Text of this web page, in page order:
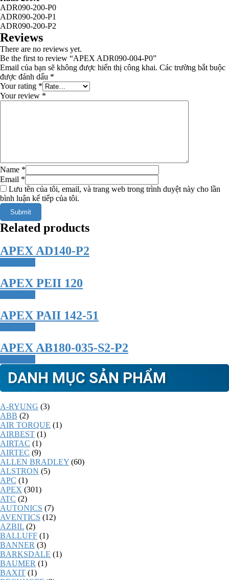
ADR090-200-P0
ADR090-200-P1
ADR090-200-P2
Reviews
There are no reviews yet.
Be the first to review “APEX ADR090-004-P0”
Email của bạn sẽ không được hiển thị công khai. Các trường bắt buộc
được đánh dấu *
Your rating *
Your review *
Name *
Email *
Lưu tên của tôi, email, và trang web trong trình duyệt này cho lần
bình luận kế tiếp của tôi.
Related products
APEX AD140-P2
APEX PEII 120
APEX PAII 142-51
APEX AB180-035-S2-P2
DANH MỤC SẢN PHẨM
A-RYUNG (3)
ABB (2)
AIR TORQUE (1)
AIRBEST (1)
AIRTAC (1)
AIRTEC (9)
ALLEN BRADLEY (60)
ALSTRON (5)
APC (1)
APEX (301)
ATC (2)
AUTONICS (7)
AVENTICS (12)
AZBIL (2)
BALLUFF (1)
BANNER (3)
BARKSDALE (1)
BAUMER (1)
BAXIT (1)